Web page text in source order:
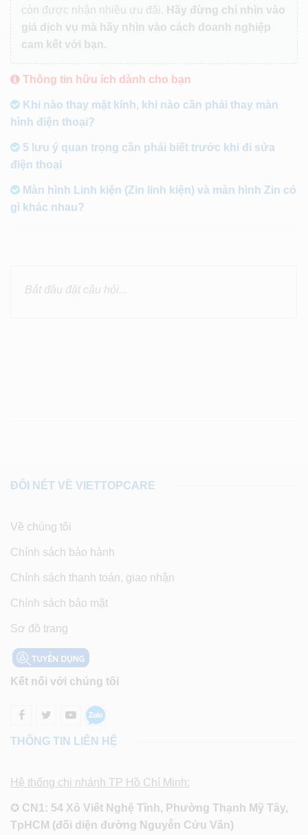
còn được nhận nhiều ưu đãi. Hãy đừng chỉ nhìn vào
giá dịch vụ mà hãy nhìn vào cách doanh nghiệp
cam kết với bạn.
Thông tin hữu ích dành cho bạn
Khi nào thay mặt kính, khi nào cần phải thay màn
hình điện thoại?
5 lưu ý quan trọng cần phải biết trước khi đi sửa
điện thoại
Màn hình Linh kiện (Zin linh kiện) và màn hình Zin có
gì khác nhau?
ĐÔI NÉT VỀ VIETTOPCARE
Về chúng tôi
Chính sách bảo hành
Chính sách thanh toán, giao nhận
Chính sách bảo mật
Sơ đồ trang
Kết nối với chúng tôi
THÔNG TIN LIÊN HỆ
Hệ thống chi nhánh TP Hồ Chí Minh:
✪ CN1: 54 Xô Viết Nghệ Tĩnh, Phường Thạnh Mỹ Tây,
TpHCM (đối diện đường Nguyễn Cửu Vân)